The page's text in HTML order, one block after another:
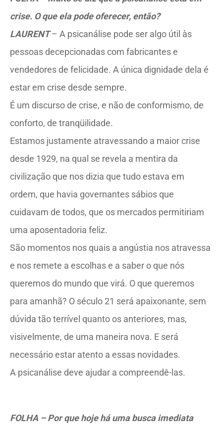
crise. O que ela pode oferecer, então?
LAURENT– A psicanálise pode ser algo útil às
pessoas decepcionadas com fabricantes e
vendedores de felicidade. A única dignidade dela é
estar em crise desde sempre.
É um discurso de crise, e não de conformismo, de
conforto, de tranqüilidade.
Estamos justamente atravessando a maior crise
desde 1929, na qual se revela a mentira da
civilização que nos dizia que tudo estava em
ordem, que havia governantes sábios que
cuidavam de todos, que os mercados permitiriam
uma aposentadoria feliz.
São momentos nos quais a angústia nos atravessa
e nos remete a escolhas e a saber o que nós
queremos do mundo que virá. O que queremos
para amanhã? O século 21 será apaixonante, sem
dúvida tão terrível quanto os anteriores, mas,
visivelmente, de uma maneira nova. E será
necessário estar atento a essas novidades.
A psicanálise deve ajudar a compreendê-las.
FOLHA – Por que hoje há uma busca imediata